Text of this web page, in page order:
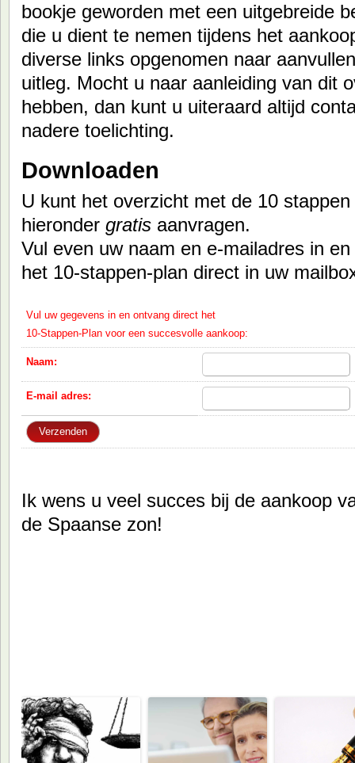
bookje geworden met een uitgebreide
die u dient te nemen tijdens het
diverse links opgenomen naar
uitleg. Mocht u naar aanleiding van dit
hebben, dan kunt u uiteraard altijd
nadere toelichting.
Downloaden
U kunt het overzicht met de 10
hieronder gratis aanvragen.
Vul even uw naam en e-mailadres in
het 10-stappen-plan direct in uw
Vul uw gegevens in en ontvang direct het
10-Stappen-Plan voor een succesvolle aankoop:
Naam:
E-mail adres:
Ik wens u veel succes bij de aankoop
de Spaanse zon!